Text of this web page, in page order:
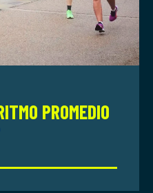
PROMEDIO